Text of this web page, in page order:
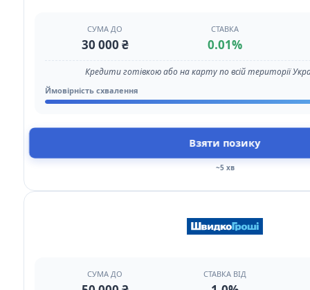
СУМА ДО
30 000 ₴
СТАВКА
0.01%
Кредити готівкою або на карту по всій території
Ймовірність схвалення
Взяти позику
~5 хв
СУМА ДО СТАВКА ВІД